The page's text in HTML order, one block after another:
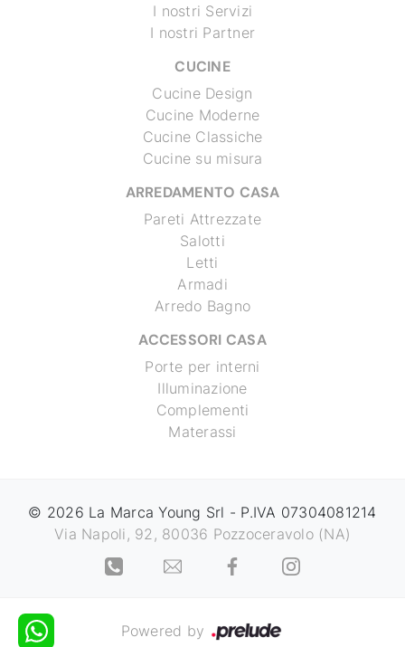
I nostri Servizi
I nostri Partner
CUCINE
Cucine Design
Cucine Moderne
Cucine Classiche
Cucine su misura
ARREDAMENTO CASA
Pareti Attrezzate
Salotti
Letti
Armadi
Arredo Bagno
ACCESSORI CASA
Porte per interni
Illuminazione
Complementi
Materassi
© 2026 La Marca Young Srl - P.IVA 07304081214
Via Napoli, 92, 80036 Pozzoceravolo (NA)
Powered by